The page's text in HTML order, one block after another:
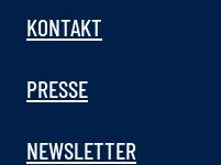
KONTAKT
PRESSE
NEWSLETTER